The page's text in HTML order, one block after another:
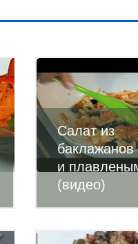
Салат из
и
(видео)